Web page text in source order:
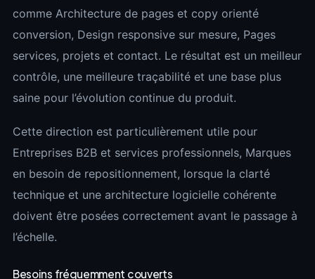
comme Architecture de pages et copy orienté
conversion, Design responsive sur mesure, Pages
services, projets et contact. Le résultat est un meilleur
contrôle, une meilleure traçabilité et une base plus
saine pour l’évolution continue du produit.
Cette direction est particulièrement utile pour
Entreprises B2B et services professionnels, Marques
en besoin de repositionnement, lorsque la clarté
technique et une architecture logicielle cohérente
doivent être posées correctement avant le passage à
l’échelle.
Besoins fréquemment couverts